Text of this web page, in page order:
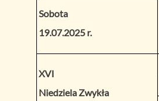
Sobota
19.07.2025 r.
XVI
Niedziela Zwykła